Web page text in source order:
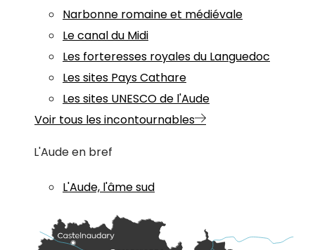
Narbonne romaine et médiévale
Le canal du Midi
Les forteresses royales du Languedoc
Les sites Pays Cathare
Les sites UNESCO de l'Aude
Voir tous les incontournables
L'Aude en bref
L'Aude, l'âme sud